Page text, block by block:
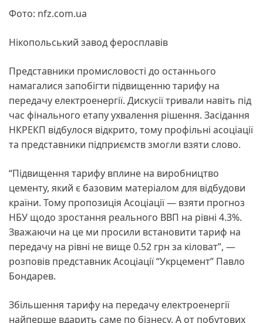
Фото: nfz.com.ua
Нікопольський завод феросплавів
Представники промисловості до останнього
намагалися запобігти підвищенню тарифу на
передачу електроенергії. Дискусії тривали навіть під
час фінального етапу ухвалення рішення. Засідання
НКРЕКП відбулося відкрито, тому профільні асоціації
та представники підприємств змогли взяти слово.
“Підвищення тарифу вплине на виробництво
цементу, який є базовим матеріалом для відбудови
країни. Тому пропозиція Асоціації — взяти прогноз
НБУ щодо зростання реального ВВП на рівні 4.3%.
Зважаючи на це ми просили встановити тариф на
передачу на рівні не вище 0.52 грн за кіловат”, —
розповів представник Асоціації “Укрцемент” Павло
Бондарев.
Збільшення тарифу на передачу електроенергії
найперше вдарить саме по бізнесу. А от побутових